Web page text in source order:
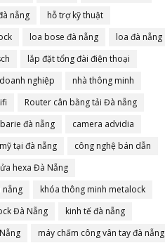
nẵng
hỗ trợ kỹ thuật
loa bose đà nẵng
loa đà nẵng
lắp đặt tổng đài điện thoại
nghiệp
nhà thông minh
Router cân bằng tải Đà nẵng
barie đà nẵng
camera advidia
tại đà nẵng
công nghệ bán dẫn
hexa Đà Nẵng
nẵng
khóa thông minh metalock
Đà Nẵng
kinh tế đà nẵng
máy chấm công vân tay đà nẵng